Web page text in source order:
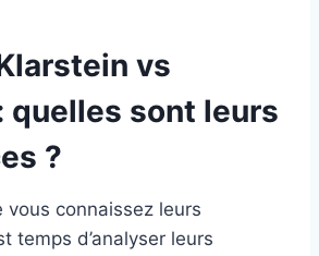
vs
quelles sont leurs
?
vous connaissez leurs
temps d’analyser leurs